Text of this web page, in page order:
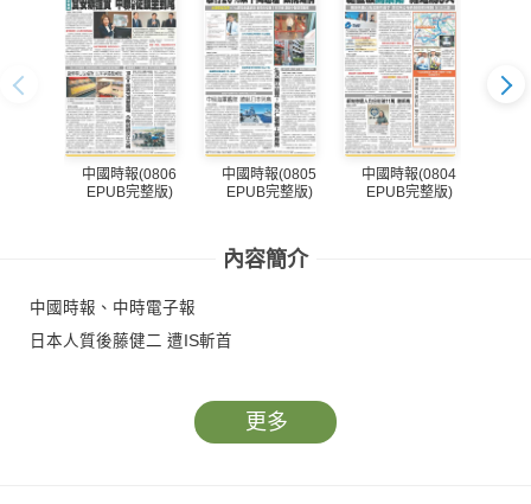
中國時報(0806
EPUB完整版)
中國時報(0805
EPUB完整版)
中國時報(0804
EPUB完整版)
內容簡介
中國時報、中時電子報
日本人質後藤健二 遭IS斬首
更多